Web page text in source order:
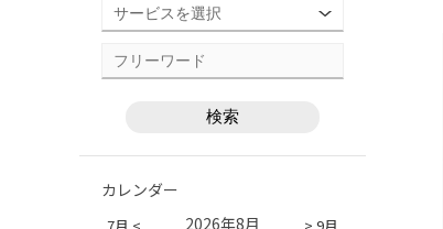
カレンダー
2026年8月